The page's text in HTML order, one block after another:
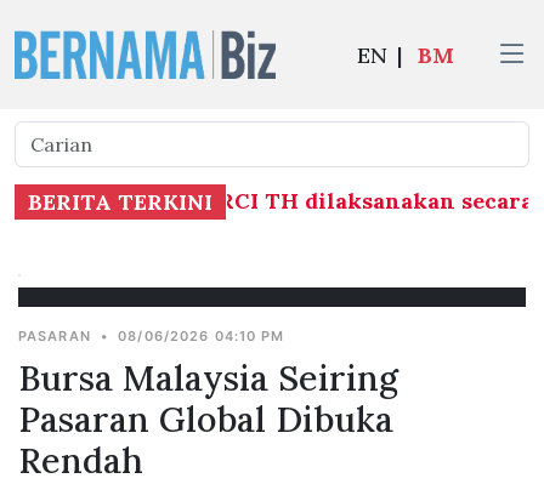
EN | BM
BERITA TERKINI
Laporan RCI TH dilaksanakan secara
PASARAN • 08/06/2026 04:10 PM
Bursa Malaysia Seiring
Pasaran Global Dibuka
Rendah